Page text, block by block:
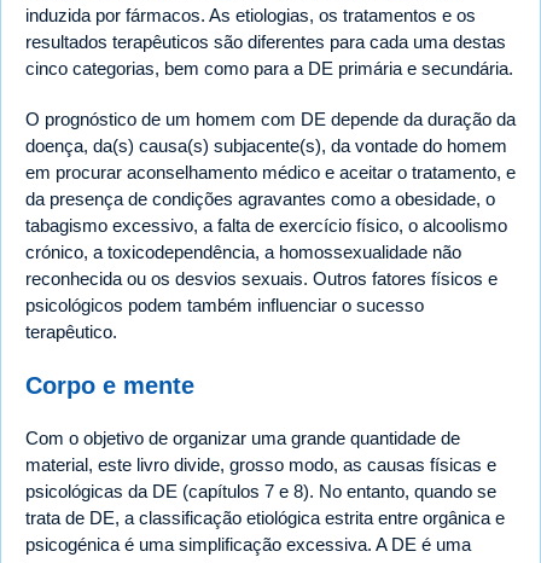
induzida por fármacos. As etiologias, os tratamentos e os
resultados terapêuticos são diferentes para cada uma destas
cinco categorias, bem como para a DE primária e secundária.
O prognóstico de um homem com DE depende da duração da
doença, da(s) causa(s) subjacente(s), da vontade do homem
em procurar aconselhamento médico e aceitar o tratamento, e
da presença de condições agravantes como a obesidade, o
tabagismo excessivo, a falta de exercício físico, o alcoolismo
crónico, a toxicodependência, a homossexualidade não
reconhecida ou os desvios sexuais. Outros fatores físicos e
psicológicos podem também influenciar o sucesso
terapêutico.
Corpo e mente
Com o objetivo de organizar uma grande quantidade de
material, este livro divide, grosso modo, as causas físicas e
psicológicas da DE (capítulos 7 e 8). No entanto, quando se
trata de DE, a classificação etiológica estrita entre orgânica e
psicogénica é uma simplificação excessiva. A DE é uma